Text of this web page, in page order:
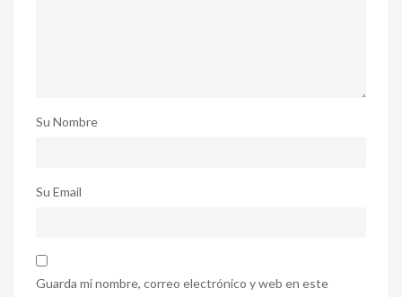
Su Nombre
Su Email
Guarda mi nombre, correo electrónico y web en este